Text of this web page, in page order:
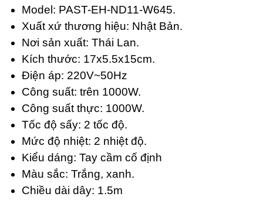
Model: PAST-EH-ND11-W645.
Xuất xứ thương hiệu: Nhật Bản.
Nơi sản xuất: Thái Lan.
Kích thước: 17x5.5x15cm.
Điện áp: 220V~50Hz
Công suất: trên 1000W.
Công suất thực: 1000W.
Tốc độ sấy: 2 tốc độ.
Mức độ nhiệt: 2 nhiệt độ.
Kiểu dáng: Tay cầm cố định
Màu sắc: Trắng, xanh.
Chiều dài dây: 1.5m